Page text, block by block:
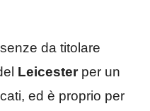
da titolare
Leicester per un
ed è proprio per